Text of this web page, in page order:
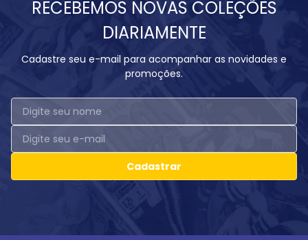
RECEBEMOS NOVAS COLEÇÕES
DIARIAMENTE
Cadastre seu e-mail para acompanhar as novidades e
promoções.
Cadastrar